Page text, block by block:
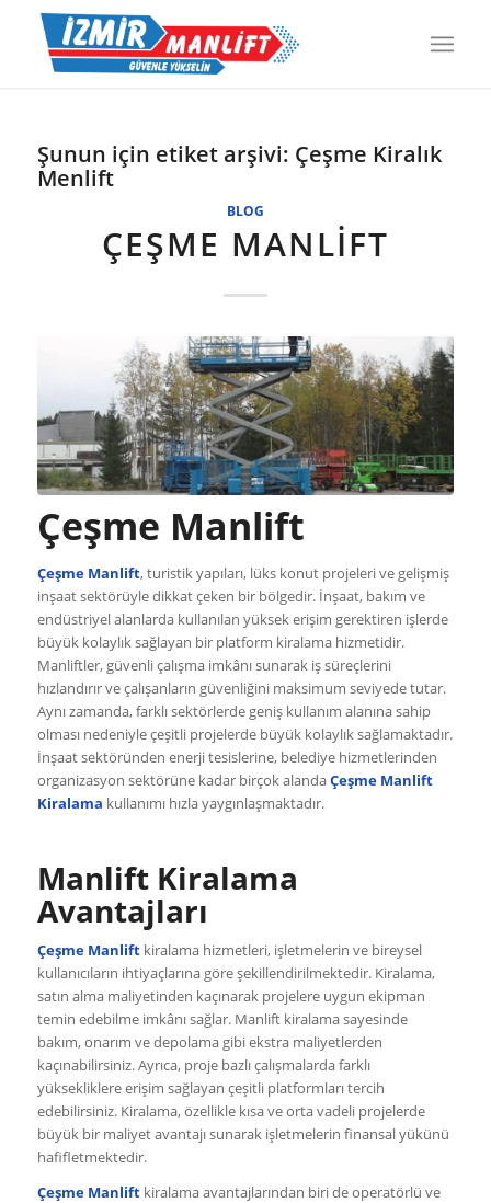
Şunun için etiket arşivi: Çeşme Kiralık
Menlift
BLOG
ÇEŞME MANLIFT
Çeşme Manlift
Çeşme Manlift, turistik yapıları, lüks konut projeleri ve gelişmiş
inşaat sektörüyle dikkat çeken bir bölgedir. İnşaat, bakım ve
endüstriyel alanlarda kullanılan yüksek erişim gerektiren işlerde
büyük kolaylık sağlayan bir platform kiralama hizmetidir.
Manliftler, güvenli çalışma imkânı sunarak iş süreçlerini
hızlandırır ve çalışanların güvenliğini maksimum seviyede tutar.
Aynı zamanda, farklı sektörlerde geniş kullanım alanına sahip
olması nedeniyle çeşitli projelerde büyük kolaylık sağlamaktadır.
İnşaat sektöründen enerji tesislerine, belediye hizmetlerinden
organizasyon sektörüne kadar birçok alandaÇeşme Manlift
Kiralama kullanımı hızla yaygınlaşmaktadır.
Manlift Kiralama
Avantajları
Çeşme Manliftkiralama hizmetleri, işletmelerin ve bireysel
kullanıcıların ihtiyaçlarına göre şekillendirilmektedir. Kiralama,
satın alma maliyetinden kaçınarak projelere uygun ekipman
temin edebilme imkânı sağlar. Manlift kiralama sayesinde
bakım, onarım ve depolama gibi ekstra maliyetlerden
kaçınabilirsiniz. Ayrıca, proje bazlı çalışmalarda farklı
yüksekliklere erişim sağlayan çeşitli platformları tercih
edebilirsiniz. Kiralama, özellikle kısa ve orta vadeli projelerde
büyük bir maliyet avantajı sunarak işletmelerin finansal yükünü
hafifletmektedir.
Çeşme Manliftkiralama avantajlarından biri de operatörlü ve